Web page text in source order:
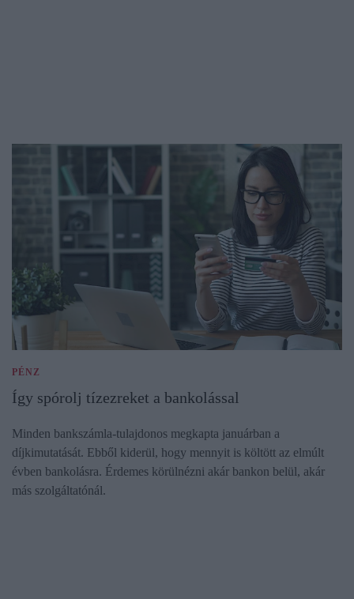
PÉNZ
Így spórolj tízezreket a bankolással
Minden bankszámla-tulajdonos megkapta januárban a
díjkimutatását. Ebből kiderül, hogy mennyit is költött az elmúlt
évben bankolásra. Érdemes körülnézni akár bankon belül, akár
más szolgáltatónál.